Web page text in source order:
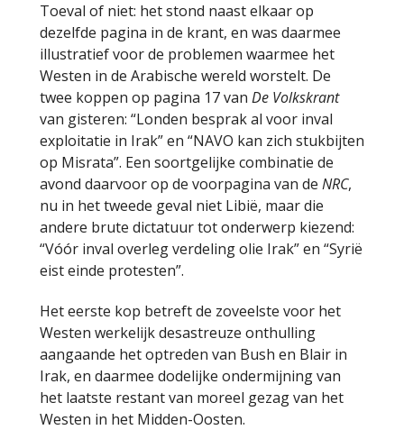
Toeval of niet: het stond naast elkaar op
dezelfde pagina in de krant, en was daarmee
illustratief voor de problemen waarmee het
Westen in de Arabische wereld worstelt. De
twee koppen op pagina 17 van De Volkskrant
van gisteren: “Londen besprak al voor inval
exploitatie in Irak” en “NAVO kan zich stukbijten
op Misrata”. Een soortgelijke combinatie de
avond daarvoor op de voorpagina van de NRC,
nu in het tweede geval niet Libië, maar die
andere brute dictatuur tot onderwerp kiezend:
“Vóór inval overleg verdeling olie Irak” en “Syrië
eist einde protesten”.
Het eerste kop betreft de zoveelste voor het
Westen werkelijk desastreuze onthulling
aangaande het optreden van Bush en Blair in
Irak, en daarmee dodelijke ondermijning van
het laatste restant van moreel gezag van het
Westen in het Midden-Oosten.